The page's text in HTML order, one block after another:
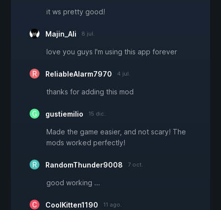
it ws pretty good!
Majin_Ali 8 jul.
love you guys I'm using this app forever
ReliableAlarm7970 4 jul.
thanks for adding this mod
gustiemilio 15 dic.
Made the game easier, and not scary! The
mods worked perfectly!
RandomThunder9008 7 oct.
good working ...
CoolKitten1190 11 ago.